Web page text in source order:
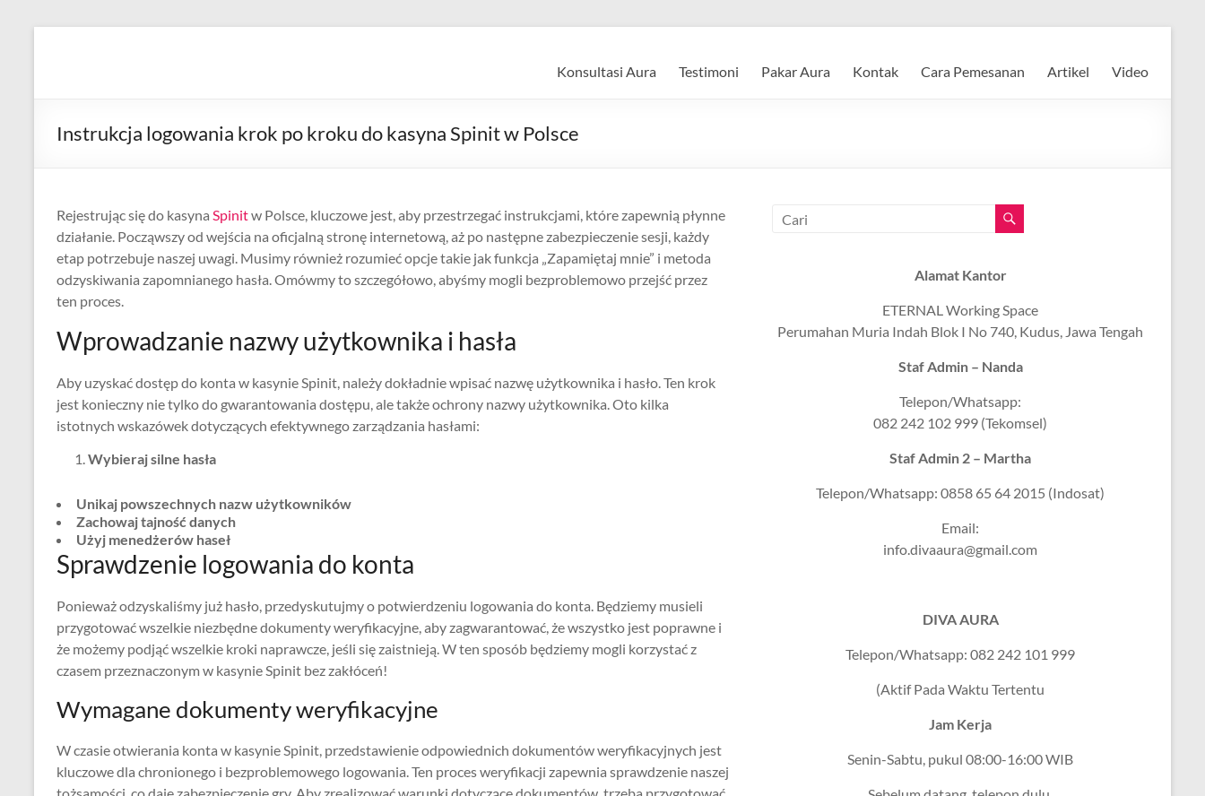
Aura
Konsultasi Aura Testimoni Pakar Aura Kontak Cara Pemesanan Artikel Video
Instrukcja logowania krok po kroku do kasyna Spinit w Polsce
Rejestrując się do kasyna Spinitw Polsce, kluczowe jest, aby przestrzegać instrukcjami, które zapewnią płynne
działanie. Począwszy od wejścia na oficjalną stronę internetową, aż po następne zabezpieczenie sesji, każdy
etap potrzebuje naszej uwagi. Musimy również rozumieć opcje takie jak funkcja „Zapamiętaj mnie” i metoda
odzyskiwania zapomnianego hasła. Omówmy to szczegółowo, abyśmy mogli bezproblemowo przejść przez
ten proces.
Wprowadzanie nazwy użytkownika i hasła
Aby uzyskać dostęp do konta w kasynie Spinit, należy dokładnie wpisać nazwę użytkownika i hasło. Ten krok
jest konieczny nie tylko do gwarantowania dostępu, ale także ochrony nazwy użytkownika. Oto kilka
istotnych wskazówek dotyczących efektywnego zarządzania hasłami:
Wybieraj silne hasła
Unikaj powszechnych nazw użytkowników
Zachowaj tajność danych
Użyj menedżerów haseł
Sprawdzenie logowania do konta
Ponieważ odzyskaliśmy już hasło, przedyskutujmy o potwierdzeniu logowania do konta. Będziemy musieli
przygotować wszelkie niezbędne dokumenty weryfikacyjne, aby zagwarantować, że wszystko jest poprawne i
że możemy podjąć wszelkie kroki naprawcze, jeśli się zaistnieją. W ten sposób będziemy mogli korzystać z
czasem przeznaczonym w kasynie Spinit bez zakłóceń!
Wymagane dokumenty weryfikacyjne
W czasie otwierania konta w kasynie Spinit, przedstawienie odpowiednich dokumentów weryfikacyjnych jest
kluczowe dla chronionego i bezproblemowego logowania. Ten proces weryfikacji zapewnia sprawdzenie naszej
Alamat Kantor
ETERNAL Working Space
Perumahan Muria Indah Blok I No 740, Kudus, Jawa Tengah
Staf Admin – Nanda
Telepon/Whatsapp:
082 242 102 999 (Tekomsel)
Staf Admin 2 – Martha
Telepon/Whatsapp: 0858 65 64 2015 (Indosat)
Email:
info.divaaura@gmail.com
DIVA AURA
Telepon/Whatsapp: 082 242 101 999
(Aktif Pada Waktu Tertentu
Jam Kerja
Senin-Sabtu, pukul 08:00-16:00 WIB